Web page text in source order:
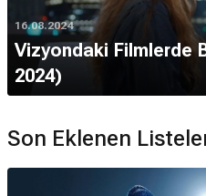
16.08.2024
Vizyondaki Filmlerde
2024)
Son Eklenen